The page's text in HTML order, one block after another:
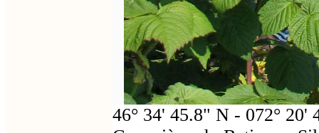
46° 34' 45.8" N - 072° 20'